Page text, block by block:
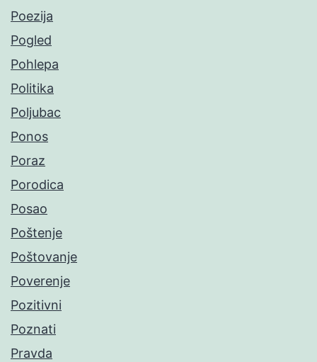
Poezija
Pogled
Pohlepa
Politika
Poljubac
Ponos
Poraz
Porodica
Posao
Poštenje
Poštovanje
Poverenje
Pozitivni
Poznati
Pravda